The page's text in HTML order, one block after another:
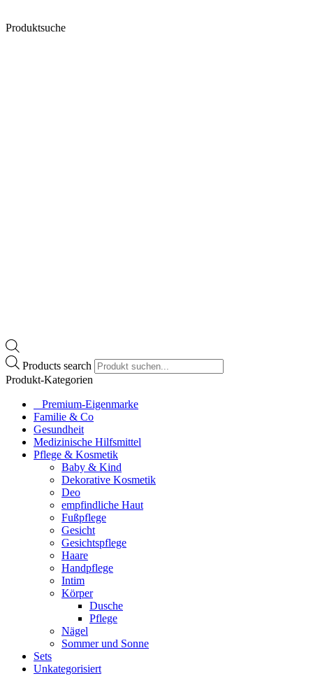
Produktsuche
Products search
Produkt-Kategorien
⠀​Premium-Eigenmarke
Familie & Co
Gesundheit
Medizinische Hilfsmittel
Pflege & Kosmetik
Baby & Kind
Dekorative Kosmetik
Deo
empfindliche Haut
Fußpflege
Gesicht
Gesichtspflege
Haare
Handpflege
Intim
Körper
Dusche
Pflege
Nägel
Sommer und Sonne
Sets
Unkategorisiert